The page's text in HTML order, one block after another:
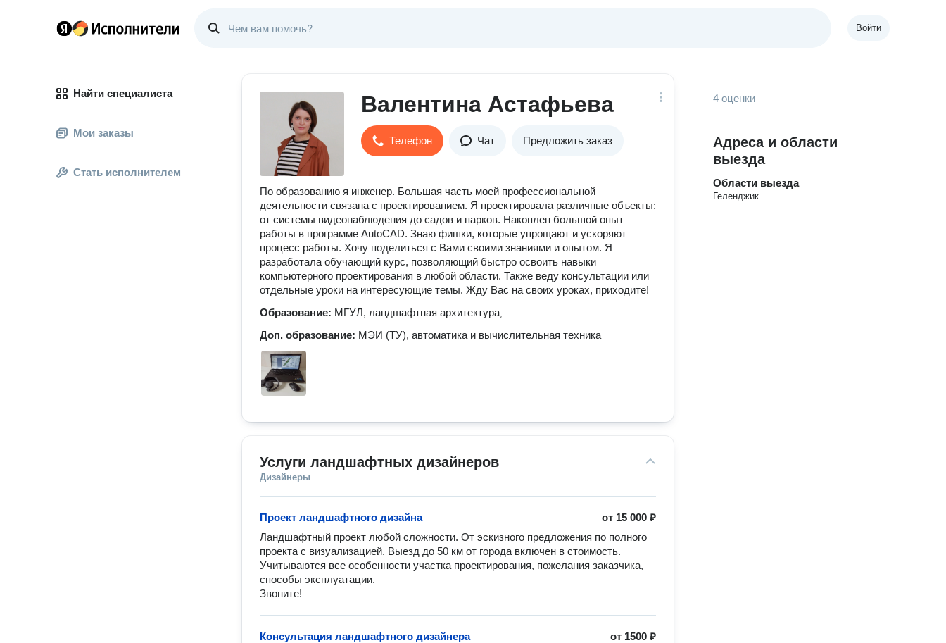
Войти
Найти специалиста
Мои заказы
Стать исполнителем
Валентина Астафьева
Телефон Чат Предложить заказ
По образованию я инженер. Большая часть моей профессиональной
деятельности связана с проектированием. Я проектировала различные объекты:
от системы видеонаблюдения до садов и парков. Накоплен большой опыт
работы в программе AutoCAD. Знаю фишки, которые упрощают и ускоряют
процесс работы. Хочу поделиться с Вами своими знаниями и опытом. Я
разработала обучающий курс, позволяющий быстро освоить навыки
компьютерного проектирования в любой области. Также веду консультации или
отдельные уроки на интересующие темы. Жду Вас на своих уроках, приходите!
Образование: МГУЛ, ландшафтная архитектура,
Доп. образование: МЭИ (ТУ), автоматика и вычислительная техника
Услуги ландшафтных дизайнеров
Дизайнеры
от 15 000 ₽
Проект ландшафтного дизайна
Ландшафтный проект любой сложности. От эскизного предложения по полного
проекта с визуализацией. Выезд до 50 км от города включен в стоимость.
Учитываются все особенности участка проектирования, пожелания заказчика,
способы эксплуатации.
Звоните!
от 1500 ₽
Консультация ландшафтного дизайнера
4 оценки
Адреса и области
выезда
Области выезда
Геленджик